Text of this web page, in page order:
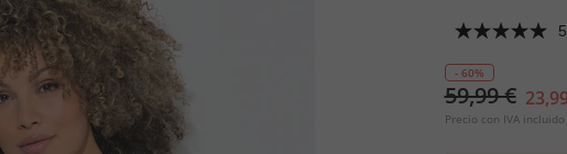
- 60%
59,99 €
Precio con IVA incluido